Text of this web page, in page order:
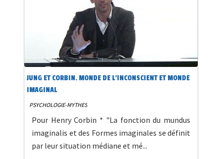
JUNG ET CORBIN. MONDE DE L'INCONSCIENT ET MONDE
IMAGINAL
PSYCHOLOGIE-MYTHES
Pour Henry Corbin * "La fonction du mundus
imaginalis et des Formes imaginales se définit
par leur situation médiane et mé...